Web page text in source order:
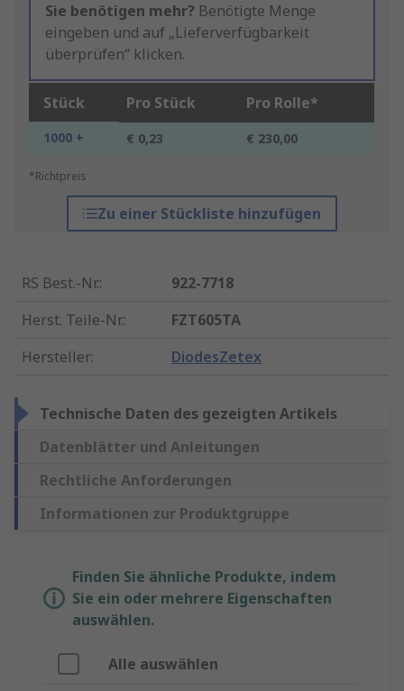
Sie benötigen mehr? Benötigte Menge
eingeben und auf „Lieferverfügbarkeit
überprüfen“ klicken.
Stück Pro Stück Pro Rolle*
1000 + € 0,23 € 230,00
*Richtpreis
Zu einer Stückliste hinzufügen
RS Best.-Nr.:
922-7718
Herst. Teile-Nr.:
FZT605TA
Hersteller: DiodesZetex
Technische Daten des gezeigten Artikels
Datenblätter und Anleitungen
Rechtliche Anforderungen
Informationen zur Produktgruppe
Finden Sie ähnliche Produkte, indem
Sie ein oder mehrere Eigenschaften
auswählen.
Alle auswählen